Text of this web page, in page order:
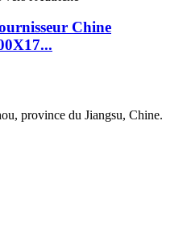
Chine
province du Jiangsu, Chine.